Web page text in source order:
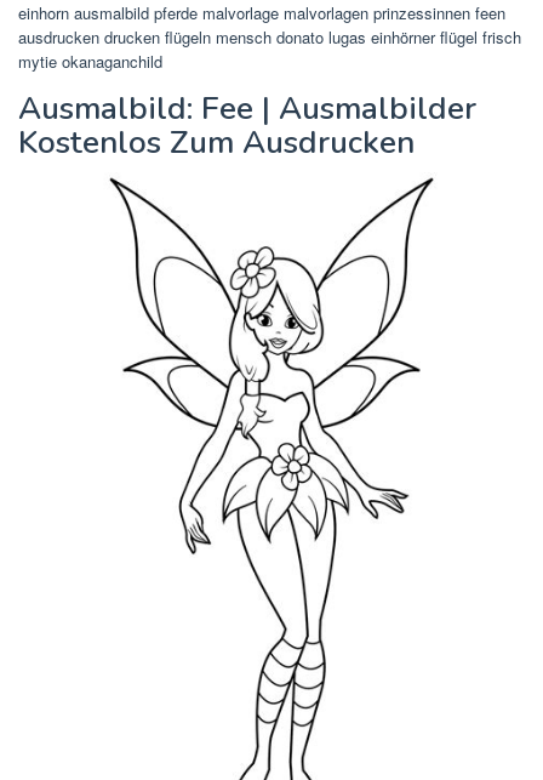
einhorn ausmalbild pferde malvorlage malvorlagen prinzessinnen feen
ausdrucken drucken flügeln mensch donato lugas einhörner flügel frisch
mytie okanaganchild
Ausmalbild: Fee | Ausmalbilder
Kostenlos Zum Ausdrucken